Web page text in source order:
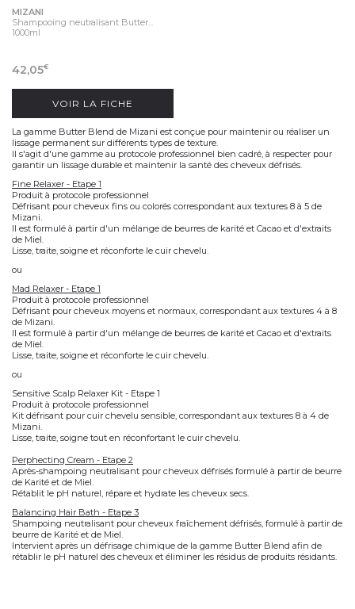
MIZANI
Shampooing neutralisant Butter...
1000ml
42,05€
VOIR LA FICHE
La gamme Butter Blend de Mizani est conçue pour maintenir ou réaliser un
lissage permanent sur différents types de texture.
Il s'agit d'une gamme au protocole professionnel bien cadré, à respecter pour
garantir un lissage durable et maintenir la santé des cheveux défrisés.
Fine Relaxer - Etape 1
Produit à protocole professionnel
Défrisant pour cheveux fins ou colorés correspondant aux textures 8 à 5 de
Mizani.
Il est formulé à partir d'un mélange de beurres de karité et Cacao et d'extraits
de Miel.
Lisse, traite, soigne et réconforte le cuir chevelu.
ou
Mad Relaxer - Etape 1
Produit à protocole professionnel
Défrisant pour cheveux moyens et normaux, correspondant aux textures 4 à 8
de Mizani.
Il est formulé à partir d'un mélange de beurres de karité et Cacao et d'extraits
de Miel.
Lisse, traite, soigne et réconforte le cuir chevelu.
ou
Sensitive Scalp Relaxer Kit - Etape 1
Produit à protocole professionnel
Kit défrisant pour cuir chevelu sensible, correspondant aux textures 8 à 4 de
Mizani.
Lisse, traite, soigne tout en réconfortant le cuir chevelu.
Perphecting Cream - Etape 2
Après-shampoing neutralisant pour cheveux défrisés formulé à partir de beurre
de Karité et de Miel.
Rétablit le pH naturel, répare et hydrate les cheveux secs.
Balancing Hair Bath - Etape 3
Shampoing neutralisant pour cheveux fraîchement défrisés, formulé à partir de
beurre de Karité et de Miel.
Intervient après un défrisage chimique de la gamme Butter Blend afin de
rétablir le pH naturel des cheveux et éliminer les résidus de produits résidants.